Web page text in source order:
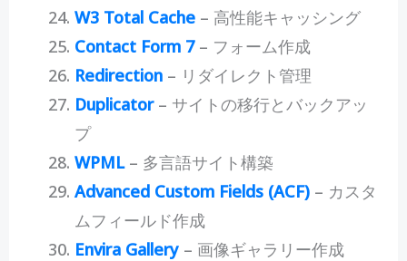
W3 Total Cache– 高性能キャッシング
Contact Form 7– フォーム作成
Redirection– リダイレクト管理
Duplicator– サイトの移行とバックアッ
プ
WPML– 多言語サイト構築
Advanced Custom Fields (ACF) – カスタ
ムフィールド作成
Envira Gallery– 画像ギャラリー作成